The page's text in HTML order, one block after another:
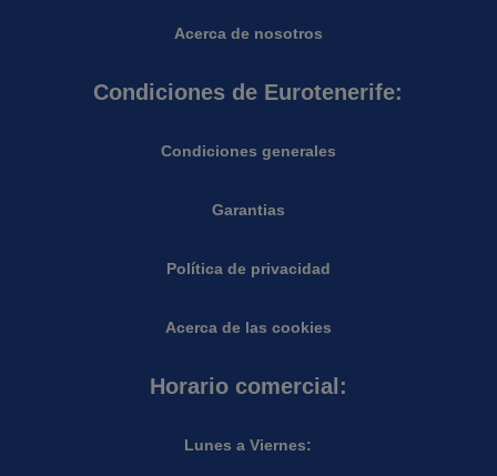
Acerca de nosotros
Condiciones de Eurotenerife:
Condiciones generales
Garantias
Política de privacidad
Acerca de las cookies
Horario comercial:
Lunes a Viernes: